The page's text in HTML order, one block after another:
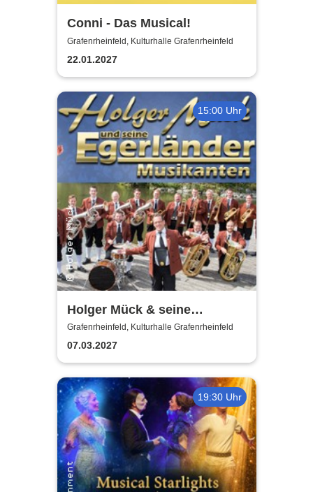
Conni - Das Musical!
Grafenrheinfeld, Kulturhalle Grafenrheinfeld
22.01.2027
15:00 Uhr
Holger Mück & seine
Egerländer Musikanten
Grafenrheinfeld, Kulturhalle Grafenrheinfeld
07.03.2027
19:30 Uhr